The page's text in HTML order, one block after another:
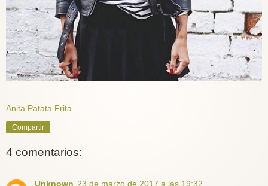
Anita Patata Frita
Compartir
4 comentarios:
Unknown 23 de marzo de 2017 a las 19:32